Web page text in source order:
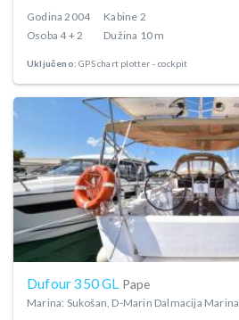
Godina 2004 Kabine 2
Osoba 4 + 2 Dužina 10 m
Uključeno: GPS chart plotter - cockpit
Dufour 350 GL Pape
Marina: Sukošan, D-Marin Dalmacija Marina